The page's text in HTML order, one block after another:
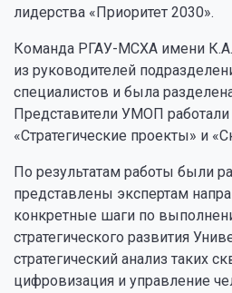
лидерства «Приоритет 2030».
Команда РГАУ-МСХА имени К.А.
из руководителей
специалистов и была
Представители УМОП работали
«Стратегические проекты» и
По результатам работы были
представлены экспертам
конкретные шаги по
стратегического развития
стратегический анализ таких
цифровизация и управление